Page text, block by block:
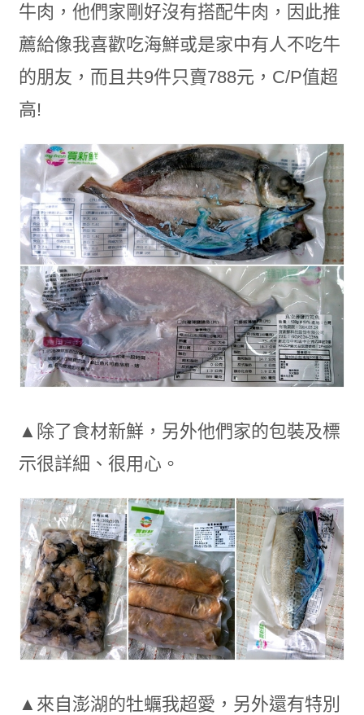
牛肉，他們家剛好沒有搭配牛肉，因此推
薦給像我喜歡吃海鮮或是家中有人不吃牛
的朋友，而且共9件只賣788元，C/P值超
高!
▲除了食材新鮮，另外他們家的包裝及標
示很詳細、很用心。
▲來自澎湖的牡蠣我超愛，另外還有特別